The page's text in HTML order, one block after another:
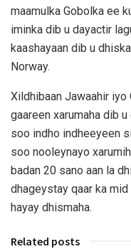
maamulka Gobolka ee
iminka dib u dayactir
kaashayaan dib u
Norway.
Xildhibaan Jawaahir iyo
gaareen xarumaha dib
soo indho indheeyeen
soo nooleynayo
badan 20 sano aan la
dhageystay qaar ka
hayay dhismaha.
Related posts